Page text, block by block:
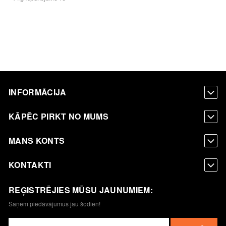
INFORMĀCIJA
KĀPĒC PIRKT NO MUMS
MANS KONTS
KONTAKTI
REĢISTRĒJIES MŪSU JAUNUMIEM:
Saņem piedāvājumus jau šodien!